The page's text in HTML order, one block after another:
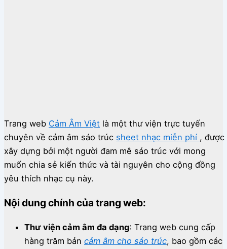
Trang web Cảm Âm Việt là một thư viện trực tuyến
chuyên về cảm âm sáo trúc sheet nhạc miễn phí , được
xây dựng bởi một người đam mê sáo trúc với mong
muốn chia sẻ kiến thức và tài nguyên cho cộng đồng
yêu thích nhạc cụ này.
Nội dung chính của trang web:
Thư viện cảm âm đa dạng: Trang web cung cấp
hàng trăm bản cảm âm cho sáo trúc, bao gồm các